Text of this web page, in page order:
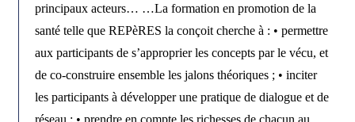
principaux acteurs… …La formation en promotion de la
santé telle que REPèRES la conçoit cherche à : • permettre
aux participants de s’approprier les concepts par le vécu, et
de co-construire ensemble les jalons théoriques ; • inciter
les participants à développer une pratique de dialogue et de
réseau ; • prendre en compte les richesses de chacun au